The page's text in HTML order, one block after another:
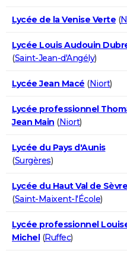
Lycée de la Venise Verte (
Lycée Louis Audouin
(Saint-Jean-d'Angély)
Lycée Jean Macé (Niort)
Lycée professionnel
Jean Main (Niort)
Lycée du Pays d'Aunis
(Surgères)
Lycée du Haut Val de Sèvre
(Saint-Maixent-l'École)
Lycée professionnel
Michel(Ruffec)